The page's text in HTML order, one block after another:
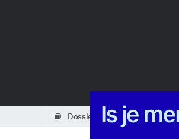
dossiers partners